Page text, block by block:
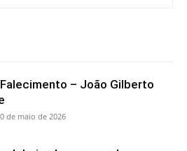
– João Gilberto
de maio de 2026